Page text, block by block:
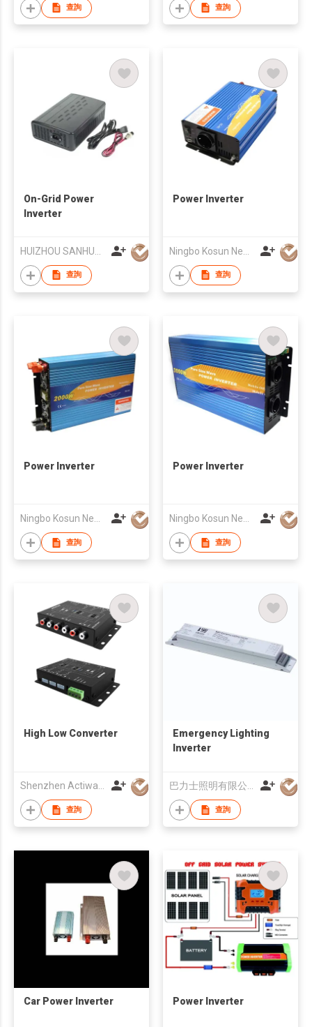
查詢 查詢
On-Grid Power
Inverter
查詢
Power Inverter
查詢
Power Inverter
查詢
Power Inverter
查詢
High Low Converter
Shenzhen Actiway Electronics Co., Ltd.
查詢
Emergency Lighting
Inverter
巴力士照明有限公司
查詢
Car Power Inverter Power Inverter